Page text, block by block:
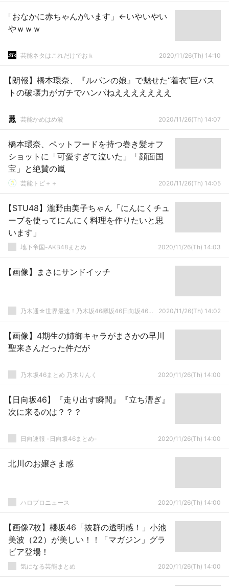
「おなかに赤ちゃんがいます」←いやいやい
やｗｗｗ
芸能ネタはこれだけでおｋ 2020/11/26(Th) 14:10
【朗報】橋本環奈、『ルパンの娘』で魅せた“着衣”巨バス
トの破壊力がガチでハンパねえええええええ
芸能かめはめ波 2020/11/26(Th) 14:07
橋本環奈、ペットフードを持つ巻き髪オフ
ショットに「可愛すぎて泣いた」「顔面国
宝」と絶賛の嵐
芸能トピ＋＋ 2020/11/26(Th) 14:05
【STU48】瀧野由美子ちゃん「にんにくチュ
ーブを使ってにんにく料理を作りたいと思
います」
地下帝国-AKB48まとめ 2020/11/26(Th) 14:03
【画像】まさにサンドイッチ
乃木通☆世界最速！乃木坂46欅坂46日向坂46速報まとめ 2020/11/26(Th) 14:02
【画像】4期生の姉御キャラがまさかの早川
聖来さんだった件だが
乃木坂46まとめ 乃木りんく 2020/11/26(Th) 14:00
【日向坂46】『走り出す瞬間』『立ち漕ぎ』
次に来るのは？？？
日向速報 -日向坂46まとめ- 2020/11/26(Th) 14:00
北川のお嬢さま感
ハロプロニュース 2020/11/26(Th) 14:00
【画像7枚】櫻坂46「抜群の透明感！」小池
美波（22）が美しい！！「マガジン」グラ
ビア登場！
気になる芸能まとめ 2020/11/26(Th) 14:00